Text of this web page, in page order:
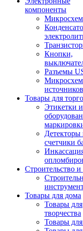
компоненты
Кнопки,
Разъемы
Товары для
Этикетки и
Детекторы
счетчики
Строительство
Товары для дома
Товары для
творчества
Товары